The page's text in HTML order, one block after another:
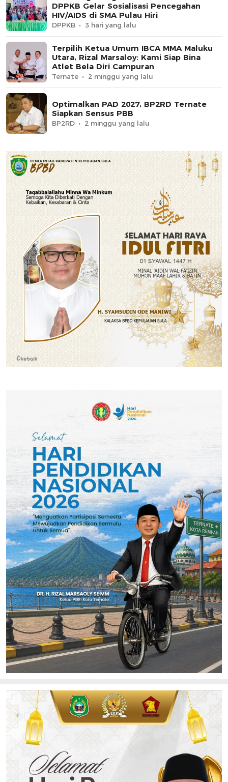
DPPKB Gelar Sosialisasi Pencegahan
HIV/AIDS di SMA Pulau Hiri
DPPKB 3 hari yang lalu
Terpilih Ketua Umum IBCA MMA Maluku
Utara, Rizal Marsaloy: Kami Siap Bina
Atlet Bela Diri Campuran
Ternate 2 minggu yang lalu
Optimalkan PAD 2027, BP2RD Ternate
Siapkan Sensus PBB
BP2RD 2 minggu yang lalu